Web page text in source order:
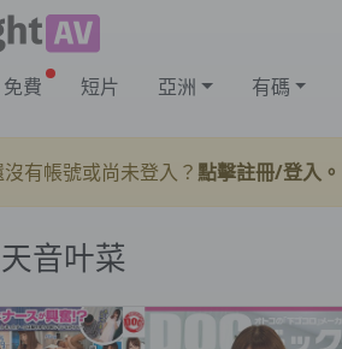
免費 短片 亞洲 有碼
有帳號或尚未登入？ 點擊註冊/登入。
天音叶菜